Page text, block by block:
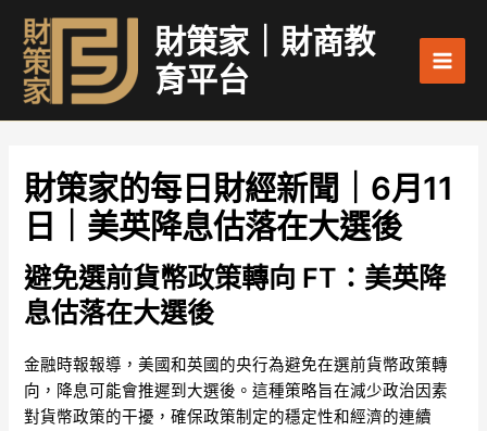
內
財策家｜財商教
育平台
財策家的每日財經新聞｜6月11
日｜美英降息估落在大選後
避免選前貨幣政策轉向 FT：美英降
息估落在大選後
金融時報報導，美國和英國的央行為避免在選前貨幣政策轉
向，降息可能會推遲到大選後。這種策略旨在減少政治因素
對貨幣政策的干擾，確保政策制定的穩定性和經濟的連續